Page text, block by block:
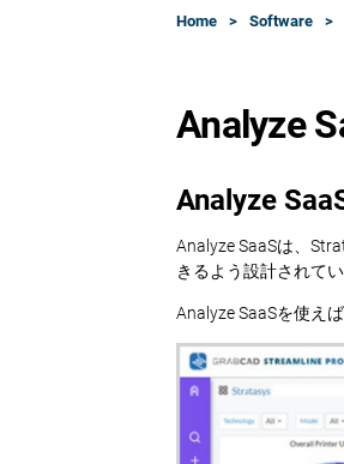
Home Software
Analyze
Analyze
Analyze SaaSは、
きるよう設計されてい
Analyze SaaSを使え